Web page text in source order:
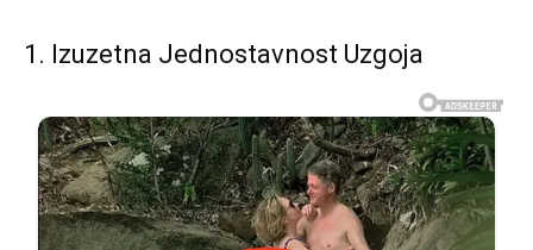
1. Izuzetna Jednostavnost Uzgoja